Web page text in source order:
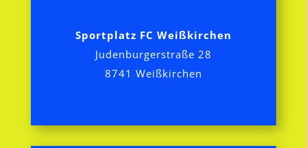
Sportplatz FC Weißkirchen
Judenburgerstraße 28
8741 Weißkirchen